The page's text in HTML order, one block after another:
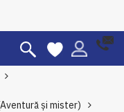
și mister)